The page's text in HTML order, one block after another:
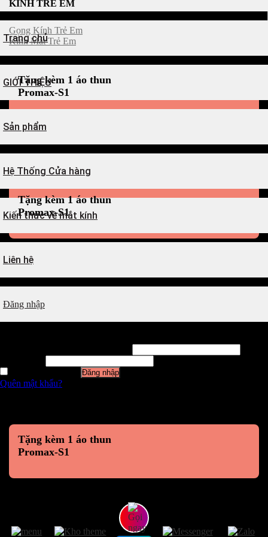
KÍNH TRẺ EM
Gọng Kính Trẻ Em
Kính Mát Trẻ Em
Tặng kèm 1 áo thun
Promax-S1
Tặng kèm 1 áo thun
Promax-S1
Tặng kèm 1 áo thun
Promax-S1
Trang chủ
GIỚI THIỆU
Sản phẩm
Hệ Thống Cửa hàng
Kiến thức về mắt kính
Liên hệ
Đăng nhập
Đăng nhập
Quên mật khẩu?